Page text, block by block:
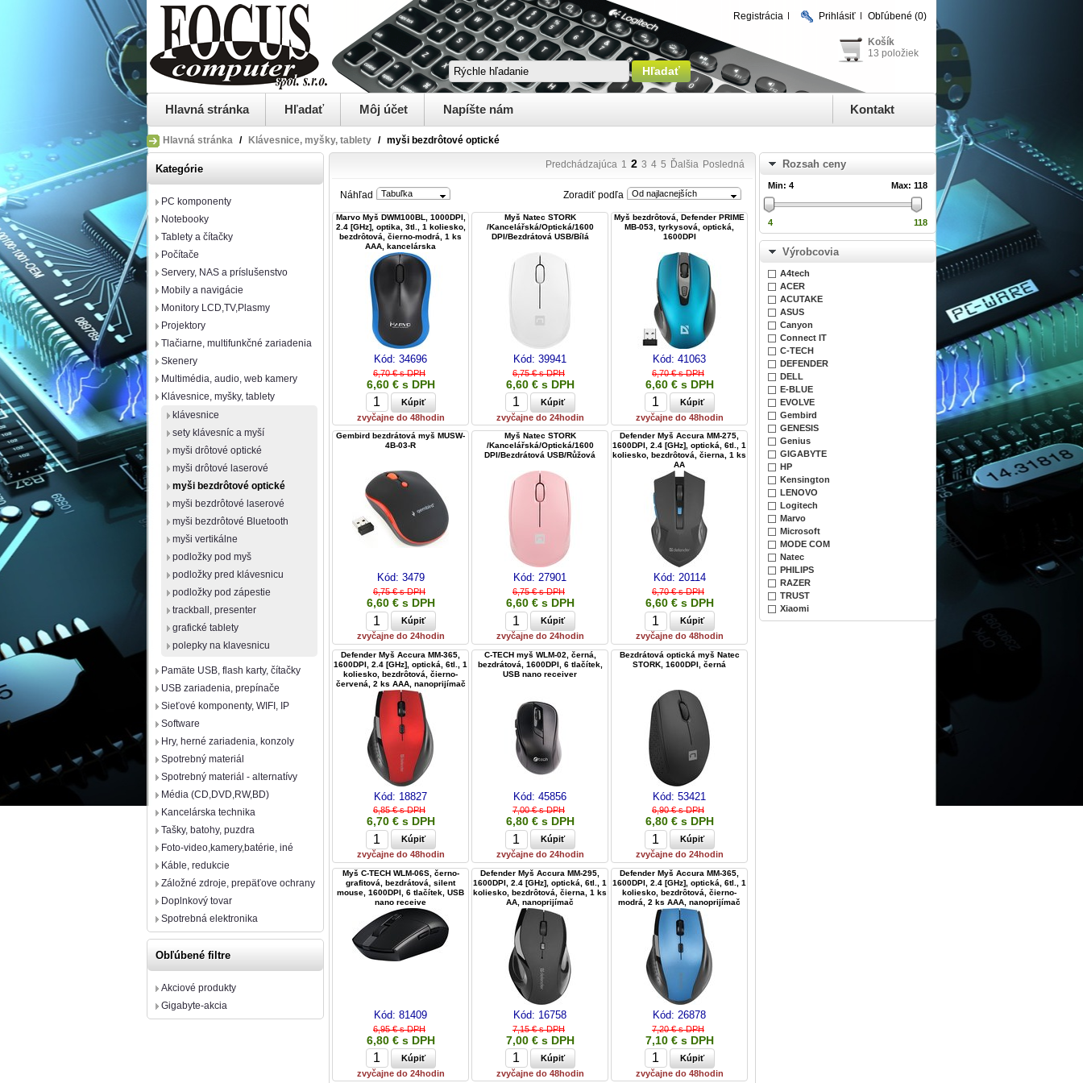
Registrácia Prihlásiť Obľúbené (0)
Košík
13 položiek
Hlavná stránka Hľadať Môj účet Napíšte nám Kontakt
Hlavná stránka / Klávesnice, myšky, tablety / myši bezdrôtové optické
Kategórie
PC komponenty
Notebooky
Tablety a čítačky
Počítače
Servery, NAS a príslušenstvo
Mobily a navigácie
Monitory LCD,TV,Plasmy
Projektory
Tlačiarne, multifunkčné zariadenia
Skenery
Multimédia, audio, web kamery
Klávesnice, myšky, tablety
klávesnice
sety klávesníc a myší
myši drôtové optické
myši drôtové laserové
myši bezdrôtové optické
myši bezdrôtové laserové
myši bezdrôtové Bluetooth
myši vertikálne
podložky pod myš
podložky pred klávesnicu
podložky pod zápestie
trackball, presenter
grafické tablety
polepky na klavesnicu
Pamäte USB, flash karty, čítačky
USB zariadenia, prepínače
Sieťové komponenty, WIFI, IP
Software
Hry, herné zariadenia, konzoly
Spotrebný materiál
Spotrebný materiál - alternatívy
Média (CD,DVD,RW,BD)
Kancelárska technika
Tašky, batohy, puzdra
Foto-video,kamery,batérie, iné
Káble, redukcie
Záložné zdroje, prepäťove ochrany
Doplnkový tovar
Spotrebná elektronika
Obľúbené filtre
Akciové produkty
Gigabyte-akcia
Predchádzajúca 1 2 3 4 5 Ďalšia Posledná
Náhľad Tabuľka Zoradiť podľa Od najlacnejších
Marvo Myš DWM100BL, 1000DPI,
2.4 [GHz], optika, 3tl., 1 koliesko,
bezdrôtová, čierno-modrá, 1 ks
AAA, kancelárska
Kód: 34696
6,70 € s DPH
6,60 € s DPH
zvyčajne do 48hodin
Myš Natec STORK
/Kancelářská/Optická/1600
DPI/Bezdrátová USB/Bílá
Kód: 39941
6,75 € s DPH
6,60 € s DPH
zvyčajne do 24hodin
Myš bezdrôtová, Defender PRIME
MB-053, tyrkysová, optická,
1600DPI
Kód: 41063
6,70 € s DPH
6,60 € s DPH
zvyčajne do 48hodin
Gembird bezdrátová myš MUSW-
4B-03-R
Kód: 3479
6,75 € s DPH
6,60 € s DPH
zvyčajne do 24hodin
Myš Natec STORK
/Kancelářská/Optická/1600
DPI/Bezdrátová USB/Růžová
Kód: 27901
6,75 € s DPH
6,60 € s DPH
zvyčajne do 24hodin
Defender Myš Accura MM-275,
1600DPI, 2.4 [GHz], optická, 6tl., 1
koliesko, bezdrôtová, čierna, 1 ks
AA
Kód: 20114
6,70 € s DPH
6,60 € s DPH
zvyčajne do 48hodin
Defender Myš Accura MM-365,
1600DPI, 2.4 [GHz], optická, 6tl., 1
koliesko, bezdrôtová, čierno-
červená, 2 ks AAA, nanoprijímač
Kód: 18827
6,85 € s DPH
6,70 € s DPH
zvyčajne do 48hodin
C-TECH myš WLM-02, černá,
bezdrátová, 1600DPI, 6 tlačítek,
USB nano receiver
Kód: 45856
7,00 € s DPH
6,80 € s DPH
zvyčajne do 24hodin
Bezdrátová optická myš Natec
STORK, 1600DPI, černá
Kód: 53421
6,90 € s DPH
6,80 € s DPH
zvyčajne do 24hodin
Myš C-TECH WLM-06S, černo-
grafitová, bezdrátová, silent
mouse, 1600DPI, 6 tlačítek, USB
nano receive
Kód: 81409
6,95 € s DPH
6,80 € s DPH
zvyčajne do 24hodin
Defender Myš Accura MM-295,
1600DPI, 2.4 [GHz], optická, 6tl., 1
koliesko, bezdrôtová, čierna, 1 ks
AA, nanoprijímač
Kód: 16758
7,15 € s DPH
7,00 € s DPH
zvyčajne do 48hodin
Defender Myš Accura MM-365,
1600DPI, 2.4 [GHz], optická, 6tl., 1
koliesko, bezdrôtová, čierno-
modrá, 2 ks AAA, nanoprijímač
Kód: 26878
7,20 € s DPH
7,10 € s DPH
zvyčajne do 48hodin
Rozsah ceny
Min: 4 Max: 118
4 118
Výrobcovia
A4tech
ACER
ACUTAKE
ASUS
Canyon
Connect IT
C-TECH
DEFENDER
DELL
E-BLUE
EVOLVE
Gembird
GENESIS
Genius
GIGABYTE
HP
Kensington
LENOVO
Logitech
Marvo
Microsoft
MODE COM
Natec
PHILIPS
RAZER
TRUST
Xiaomi